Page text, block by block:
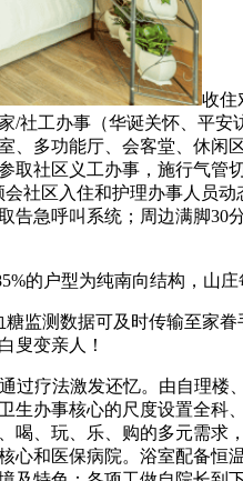
收住
社工办事（华诞关怀、平
多功能厅、会客堂、休
社区义工办事，施行气管
社区入住和护理办事人员
急呼叫系统；周边满脚
户型为纯南向结构，山庄
测数据可及时传输至家
叟变亲人！
疗法激发还忆。由自理楼
生办事核心的尺度设置全
、玩、乐、购的多元需
心和医保病院。浴室配备